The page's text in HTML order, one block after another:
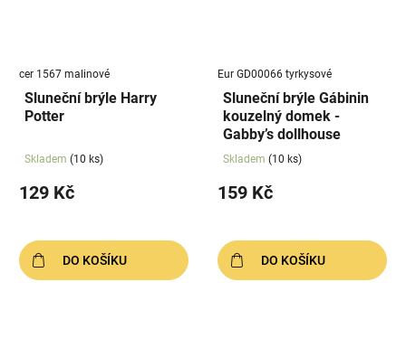
cer 1567 malinové
Sluneční brýle Harry
Potter
Skladem (10 ks)
129 Kč
DO KOŠÍKU
Eur GD00066 tyrkysové
Sluneční brýle Gábinin
kouzelný domek -
Gabby’s dollhouse
Skladem (10 ks)
159 Kč
DO KOŠÍKU